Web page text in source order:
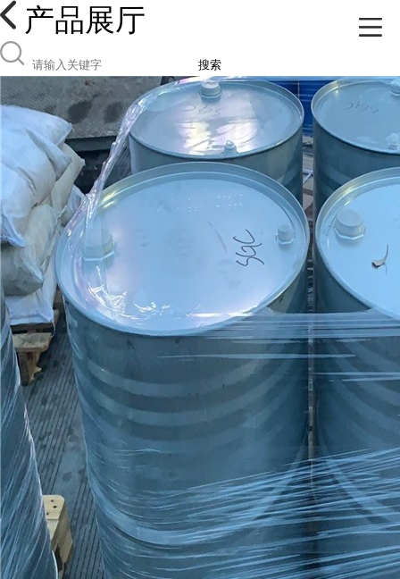
产品展厅
搜索